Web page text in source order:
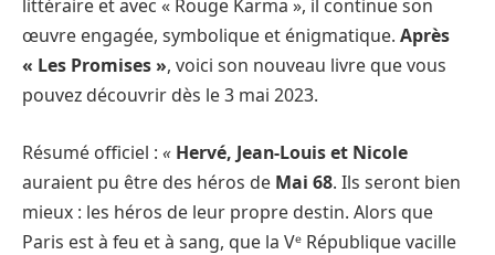
littéraire et avec « Rouge Karma », il continue son
œuvre engagée, symbolique et énigmatique. Après
« Les Promises », voici son nouveau livre que vous
pouvez découvrir dès le 3 mai 2023.
Résumé officiel : « Hervé, Jean-Louis et Nicole
auraient pu être des héros de Mai 68. Ils seront bien
mieux : les héros de leur propre destin. Alors que
Paris est à feu et à sang, que la Vᵉ République vacille